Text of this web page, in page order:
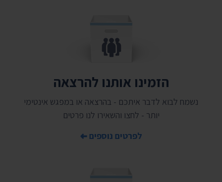
הזמינו אותנו להרצאה
נשמח לבוא לדבר איתכם - בהרצאה או במפגש אינטימי
יותר - לחצו והשאירו לנו פרטים
לפרטים נוספים